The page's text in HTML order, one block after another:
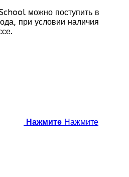
можно поступить в
при условии наличия
Нажмите Нажмите